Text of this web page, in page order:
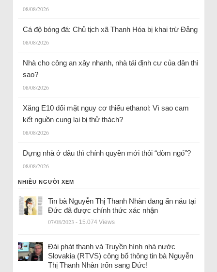
08/08/2026
Cá độ bóng đá: Chủ tịch xã Thanh Hóa bị khai trừ Đảng
08/08/2026
Nhà cho công an xây nhanh, nhà tái định cư của dân thì
sao?
08/08/2026
Xăng E10 đối mặt nguy cơ thiếu ethanol: Vì sao cam
kết nguồn cung lại bị thử thách?
08/08/2026
Dựng nhà ở đâu thì chính quyền mới thôi “dòm ngó”?
08/08/2026
NHIỀU NGƯỜI XEM
Tin bà Nguyễn Thị Thanh Nhàn đang ẩn náu tại
Đức đã được chính thức xác nhận
07/08/2023 - 15.074 Views
Đài phát thanh và Truyền hình nhà nước
Slovakia (RTVS) công bố thông tin bà Nguyễn
Thị Thanh Nhàn trốn sang Đức!